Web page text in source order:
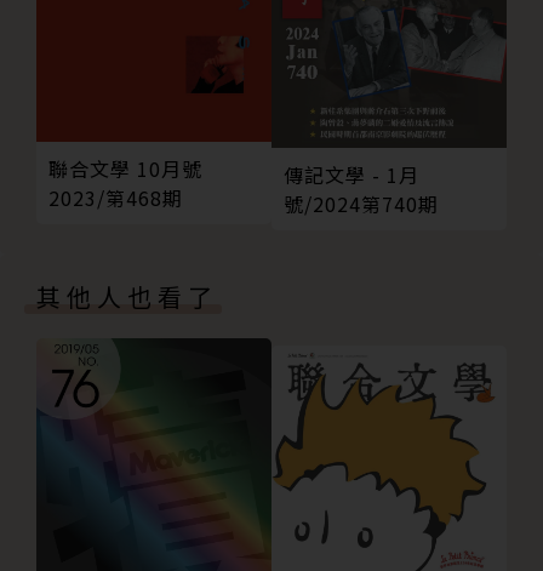
聯合文學 10月號
2023/第468期
傳記文學 - 1月
號/2024第740期
其他人也看了